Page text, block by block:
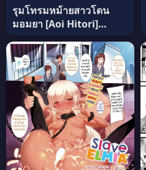
รุมโทรมหม้ายสาวโดน
มอมยา [Aoi Hitori]
Miboujin Konsui
Rinkan | The Widow
Coma Gangrape
(COMIC Magnum Vol.
88) ภาค 1 แปลไทย